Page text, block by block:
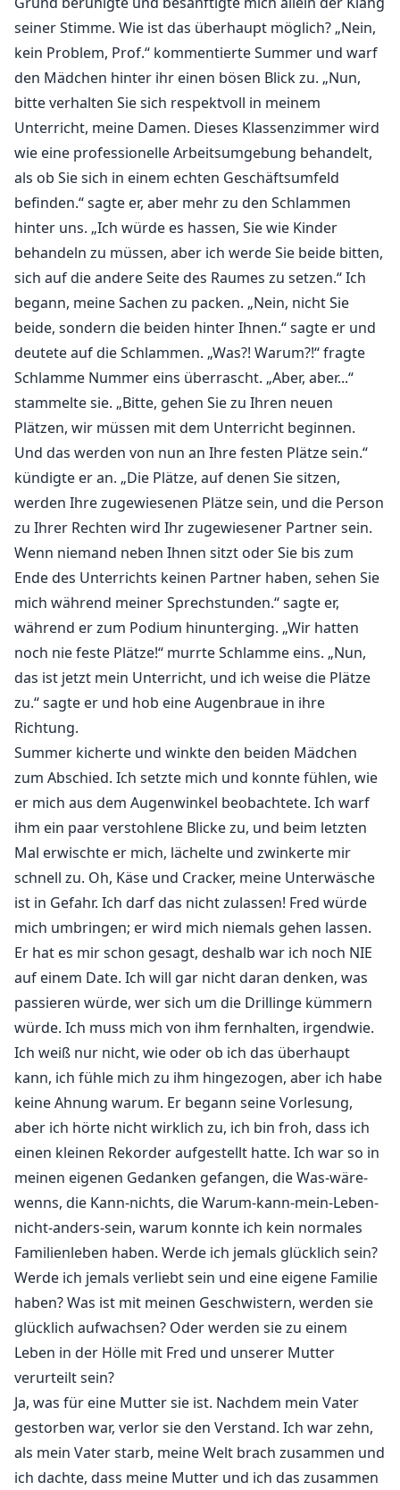
seiner Stimme. Wie ist das überhaupt möglich? „Nein,
kein Problem, Prof.“ kommentierte Summer und warf
den Mädchen hinter ihr einen bösen Blick zu. „Nun,
bitte verhalten Sie sich respektvoll in meinem
Unterricht, meine Damen. Dieses Klassenzimmer wird
wie eine professionelle Arbeitsumgebung behandelt,
als ob Sie sich in einem echten Geschäftsumfeld
befinden.“ sagte er, aber mehr zu den Schlammen
hinter uns. „Ich würde es hassen, Sie wie Kinder
behandeln zu müssen, aber ich werde Sie beide bitten,
sich auf die andere Seite des Raumes zu setzen.“ Ich
begann, meine Sachen zu packen. „Nein, nicht Sie
beide, sondern die beiden hinter Ihnen.“ sagte er und
deutete auf die Schlammen. „Was?! Warum?!“ fragte
Schlamme Nummer eins überrascht. „Aber, aber...“
stammelte sie. „Bitte, gehen Sie zu Ihren neuen
Plätzen, wir müssen mit dem Unterricht beginnen.
Und das werden von nun an Ihre festen Plätze sein.“
kündigte er an. „Die Plätze, auf denen Sie sitzen,
werden Ihre zugewiesenen Plätze sein, und die Person
zu Ihrer Rechten wird Ihr zugewiesener Partner sein.
Wenn niemand neben Ihnen sitzt oder Sie bis zum
Ende des Unterrichts keinen Partner haben, sehen Sie
mich während meiner Sprechstunden.“ sagte er,
während er zum Podium hinunterging. „Wir hatten
noch nie feste Plätze!“ murrte Schlamme eins. „Nun,
das ist jetzt mein Unterricht, und ich weise die Plätze
zu.“ sagte er und hob eine Augenbraue in ihre
Richtung.
Summer kicherte und winkte den beiden Mädchen
zum Abschied. Ich setzte mich und konnte fühlen, wie
er mich aus dem Augenwinkel beobachtete. Ich warf
ihm ein paar verstohlene Blicke zu, und beim letzten
Mal erwischte er mich, lächelte und zwinkerte mir
schnell zu. Oh, Käse und Cracker, meine Unterwäsche
ist in Gefahr. Ich darf das nicht zulassen! Fred würde
mich umbringen; er wird mich niemals gehen lassen.
Er hat es mir schon gesagt, deshalb war ich noch NIE
auf einem Date. Ich will gar nicht daran denken, was
passieren würde, wer sich um die Drillinge kümmern
würde. Ich muss mich von ihm fernhalten, irgendwie.
Ich weiß nur nicht, wie oder ob ich das überhaupt
kann, ich fühle mich zu ihm hingezogen, aber ich habe
keine Ahnung warum. Er begann seine Vorlesung,
aber ich hörte nicht wirklich zu, ich bin froh, dass ich
einen kleinen Rekorder aufgestellt hatte. Ich war so in
meinen eigenen Gedanken gefangen, die Was-wäre-
wenns, die Kann-nichts, die Warum-kann-mein-Leben-
nicht-anders-sein, warum konnte ich kein normales
Familienleben haben. Werde ich jemals glücklich sein?
Werde ich jemals verliebt sein und eine eigene Familie
haben? Was ist mit meinen Geschwistern, werden sie
glücklich aufwachsen? Oder werden sie zu einem
Leben in der Hölle mit Fred und unserer Mutter
verurteilt sein?
Ja, was für eine Mutter sie ist. Nachdem mein Vater
gestorben war, verlor sie den Verstand. Ich war zehn,
als mein Vater starb, meine Welt brach zusammen und
ich dachte, dass meine Mutter und ich das zusammen